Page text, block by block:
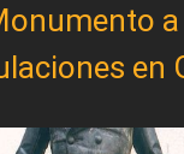
a
en